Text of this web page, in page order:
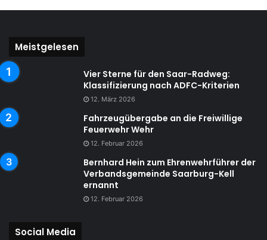
Meistgelesen
Vier Sterne für den Saar-Radweg:
Klassifizierung nach ADFC-Kriterien
12. März 2026
Fahrzeugübergabe an die Freiwillige
Feuerwehr Wehr
12. Februar 2026
Bernhard Hein zum Ehrenwehrführer der
Verbandsgemeinde Saarburg-Kell
ernannt
12. Februar 2026
Social Media